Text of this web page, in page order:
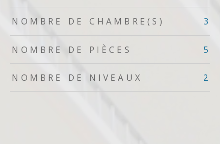
NOMBRE DE CHAMBRE(S) 3
NOMBRE DE PIÈCES 5
NOMBRE DE NIVEAUX 2